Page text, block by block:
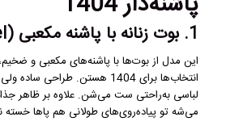
1. بوت زنانه با پاشنه مکعبی (Block Heel)
این مدل از بوت‌ها با پاشنه‌های مکعبی و
انتخاب‌ها برای 1404 هستن.
لباسی به‌راحتی ست می‌شن. علاوه بر ظاهر
می‌شه تو پیاده‌روی‌های طولانی هم پاها